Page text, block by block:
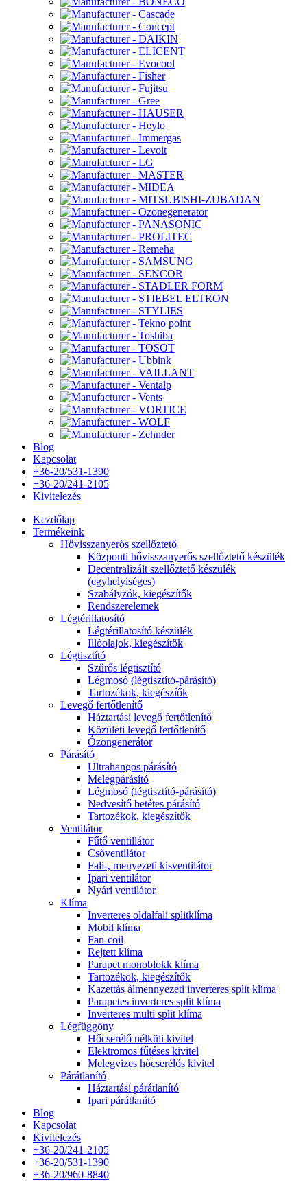
Blog
Kapcsolat
+36-20/531-1390
+36-20/241-2105
Kivitelezés
Kezdőlap
Termékeink
Hővisszanyerős szellőztető
Központi hővisszanyerős szellőztető készülék
Decentralizált szellőztető készülék
(egyhelyiséges)
Szabályzók, kiegészítők
Rendszerelemek
Légtérillatosító
Légtérillatosító készülék
Illóolajok, kiegészítők
Légtisztító
Szűrős légtisztító
Légmosó (légtisztító-párásító)
Tartozékok, kiegészíők
Levegő fertőtlenítő
Háztartási levegő fertőtlenítő
Közületi levegő fertőtlenítő
Ózongenerátor
Párásító
Ultrahangos párásító
Melegpárásító
Légmosó (légtisztító-párásító)
Nedvesítő betétes párásító
Tartozékok, kiegészítők
Ventilátor
Fűtő ventillátor
Csőventilátor
Fali-, menyezeti kisventilátor
Ipari ventilátor
Nyári ventilátor
Klíma
Inverteres oldalfali splitklíma
Mobil klíma
Fan-coil
Rejtett klíma
Parapet monoblokk klíma
Tartozékok, kiegészítők
Kazettás álmennyezeti inverteres split klíma
Parapetes inverteres split klíma
Inverteres multi split klíma
Légfüggöny
Hőcserélő nélküli kivitel
Elektromos fűtéses kivitel
Melegvizes hőcserélős kivitel
Párátlanító
Háztartási párátlanító
Ipari párátlanító
Blog
Kapcsolat
Kivitelezés
+36-20/241-2105
+36-20/531-1390
+36-20/960-8840